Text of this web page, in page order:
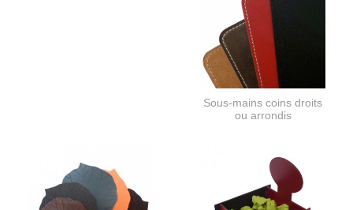
Sous-mains coins droits
ou arrondis